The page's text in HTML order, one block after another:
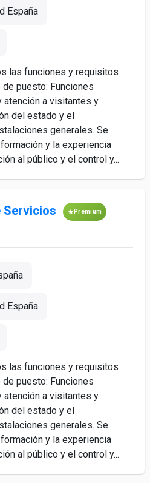
España
las funciones y requisitos
puesto: Funciones
atención a visitantes y
del estado y el
generales. Se
y la experiencia
al público y el control y...
Servicios Premium
España
las funciones y requisitos
puesto: Funciones
atención a visitantes y
del estado y el
generales. Se
y la experiencia
al público y el control y...